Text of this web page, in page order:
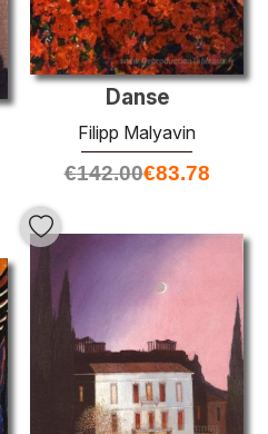
Danse
Filipp Malyavin
€142.00€83.78